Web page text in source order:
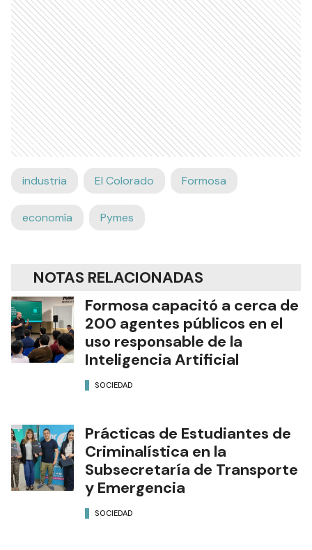
industria El Colorado Formosa
economía Pymes
NOTAS RELACIONADAS
Formosa capacitó a cerca de
200 agentes públicos en el
uso responsable de la
Inteligencia Artificial
SOCIEDAD
Prácticas de Estudiantes de
Criminalística en la
Subsecretaría de Transporte
y Emergencia
SOCIEDAD